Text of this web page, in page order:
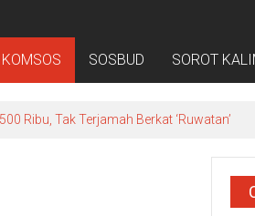
KOMSOS SOSBUD SOROT
Ribu, Tak Terjamah Berkat ‘Ruwatan’